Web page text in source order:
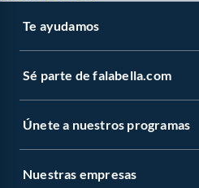
Te ayudamos
Sé parte de falabella.com
Únete a nuestros programas
Nuestras empresas